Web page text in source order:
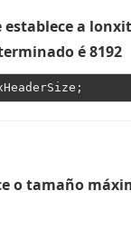
a
é 8192
o tamaño